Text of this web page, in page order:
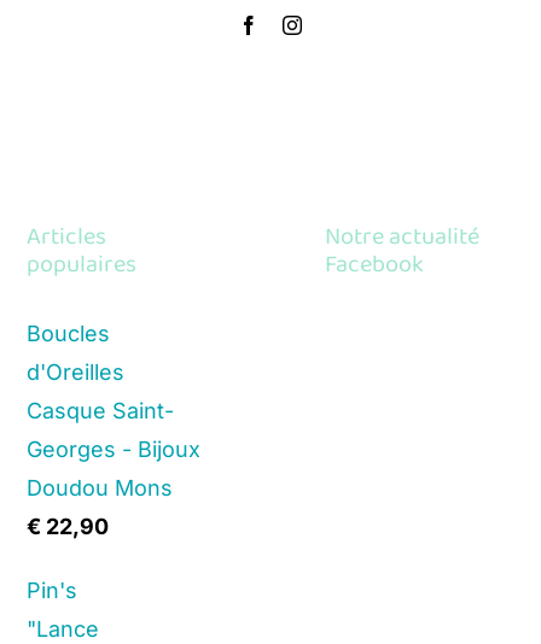
Articles
populaires
Boucles
d'Oreilles
Casque Saint-
Georges - Bijoux
Doudou Mons
€ 22,90
Pin's
"Lance
Notre actualité
Facebook